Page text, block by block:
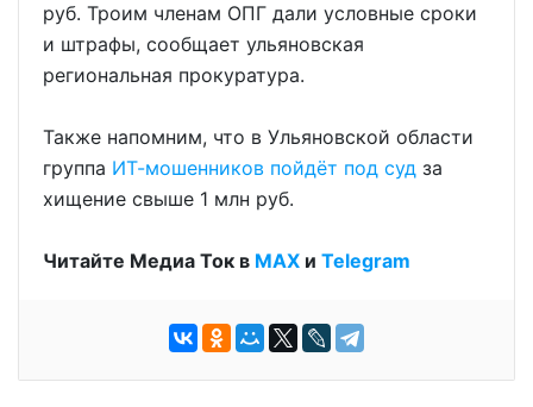
руб. Троим членам ОПГ дали условные сроки
и штрафы, сообщает ульяновская
региональная прокуратура.
Также напомним, что в Ульяновской области
группа ИТ-мошенников пойдёт под суд за
хищение свыше 1 млн руб.
Читайте Медиа Ток в МАХ и Telegram